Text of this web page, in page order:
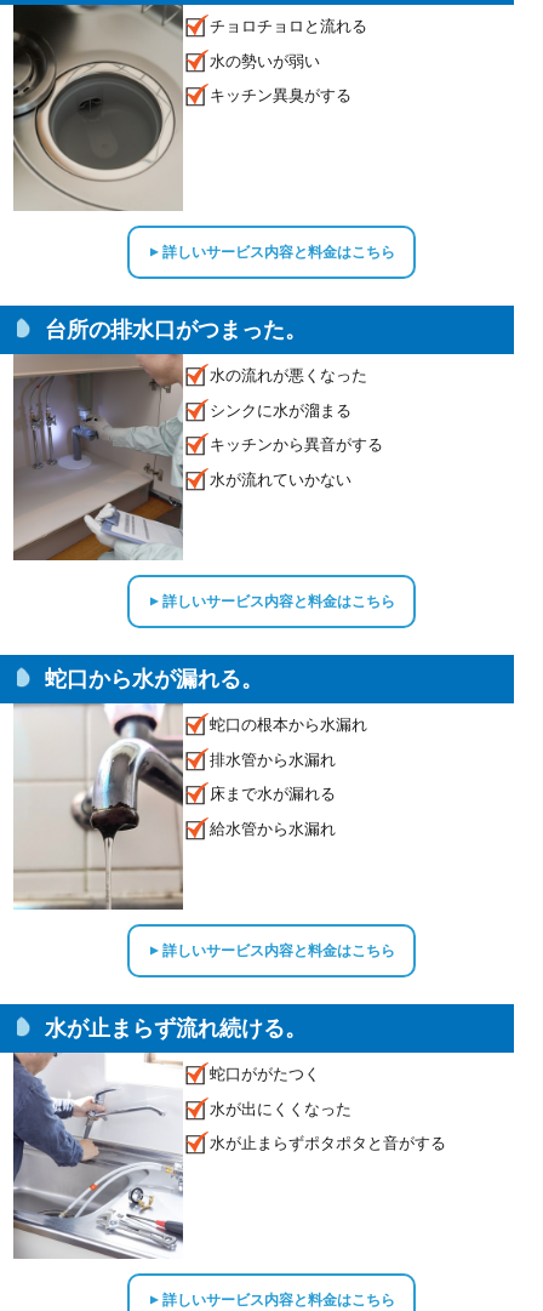
チョロチョロと流れる
水の勢いが弱い
キッチン異臭がする
▲詳しいサービス内容と料金はこちら
台所の排水口がつまった。
水の流れが悪くなった
シンクに水が溜まる
キッチンから異音がする
水が流れていかない
▲詳しいサービス内容と料金はこちら
蛇口から水が漏れる。
蛇口の根本から水漏れ
排水管から水漏れ
床まで水が漏れる
給水管から水漏れ
▲詳しいサービス内容と料金はこちら
水が止まらず流れ続ける。
蛇口ががたつく
水が出にくくなった
水が止まらずポタポタと音がする
▲詳しいサービス内容と料金はこちら